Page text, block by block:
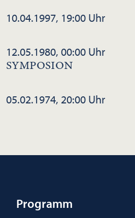
10.04.1997, 19:00 Uhr
12.05.1980, 00:00 Uhr
SYMPOSION
05.02.1974, 20:00 Uhr
Programm